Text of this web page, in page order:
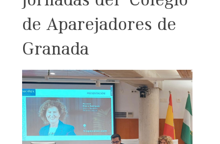
de Aparejadores de
Granada